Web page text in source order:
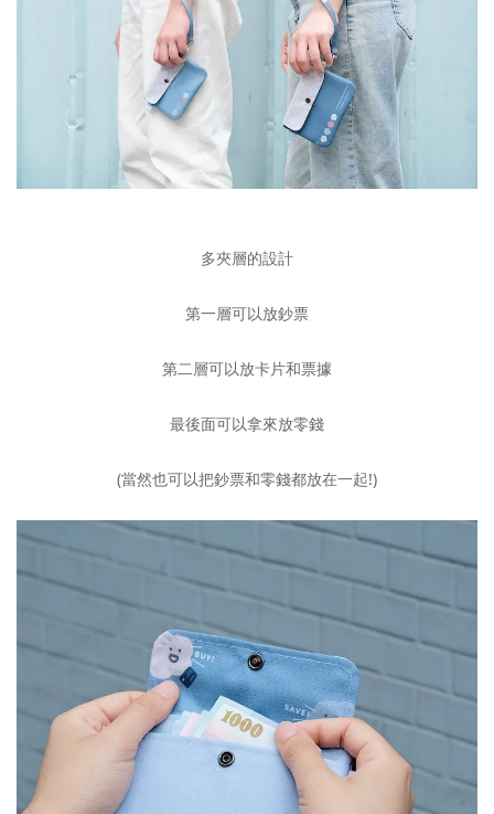
多夾層的設計
第一層可以放鈔票
第二層可以放卡片和票據
最後面可以拿來放零錢
(當然也可以把鈔票和零錢都放在一起!)